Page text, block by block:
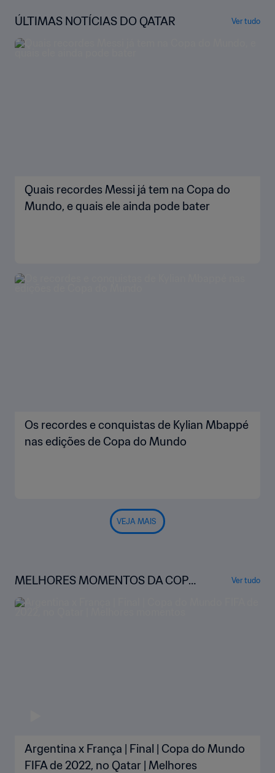
ÚLTIMAS NOTÍCIAS DO QATAR Ver tudo
Quais recordes Messi já tem na Copa do
Mundo, e quais ele ainda pode bater
Os recordes e conquistas de Kylian Mbappé
nas edições de Copa do Mundo
VEJA MAIS
MELHORES MOMENTOS DA COPA
DO MUNDO
Ver tudo
Argentina x França | Final | Copa do Mundo
FIFA de 2022, no Qatar | Melhores